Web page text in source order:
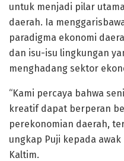
untuk menjadi pilar
daerah. Ia
paradigma ekonomi
dan isu-isu lingkungan
menghadang sektor
“Kami percaya bahwa
kreatif dapat berperan
perekonomian daerah,
ungkap Puji kepada awak
Kaltim.